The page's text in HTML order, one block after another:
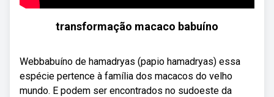
transformação macaco babuíno
Webbabuíno de hamadryas (papio hamadryas) essa
espécie pertence à família dos macacos do velho
mundo. E podem ser encontrados no sudoeste da